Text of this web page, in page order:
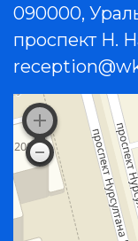
090000,
проспект Н.